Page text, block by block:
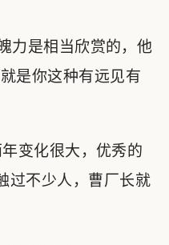
力是相当欣赏的，他
是你这种有远见有
变化很大，优秀的
过不少人，曹厂长就